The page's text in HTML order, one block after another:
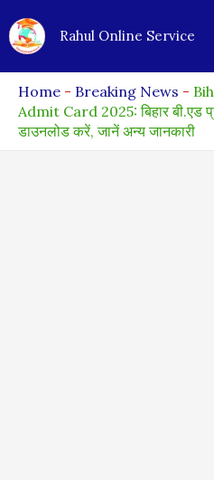
to
Rahul Online Service
Home - Breaking News -
Admit Card 2025: बिहार बी.एड
डाउनलोड करें, जानें अन्य जानकारी